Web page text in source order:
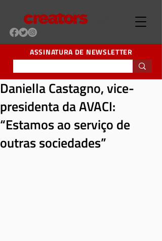
ASSINATURA DE NEWSLETTER
Daniella Castagno, vice-
presidenta da AVACI:
“Estamos ao serviço de
outras sociedades”